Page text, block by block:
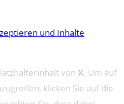
und Inhalte
von X. Um auf
klicken Sie auf die